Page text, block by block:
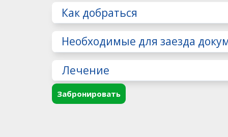
Как добраться
Необходимые для заезда
Лечение
Забронировать